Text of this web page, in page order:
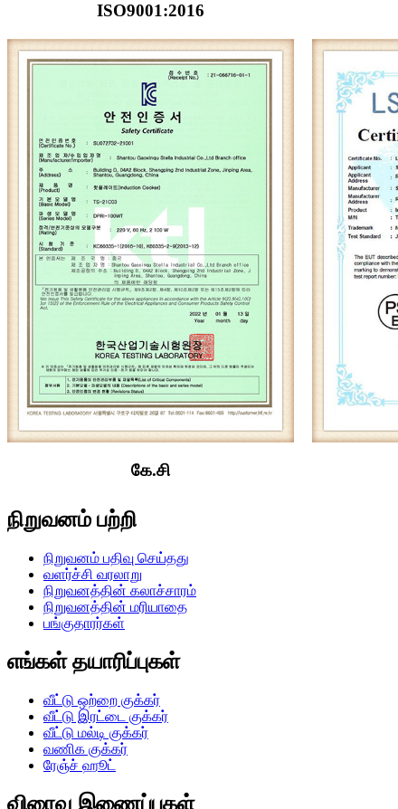
ISO9001:2016
கே.சி
நிறுவனம் பற்றி
நிறுவனம் பதிவு செய்தது
வளர்ச்சி வரலாறு
நிறுவனத்தின் கலாச்சாரம்
நிறுவனத்தின் மரியாதை
பங்குதாரர்கள்
எங்கள் தயாரிப்புகள்
வீட்டு ஒற்றை குக்கர்
வீட்டு இரட்டை குக்கர்
வீட்டு மல்டி குக்கர்
வணிக குக்கர்
ரேஞ்ச் ஹூட்
விரைவு இணைப்புகள்